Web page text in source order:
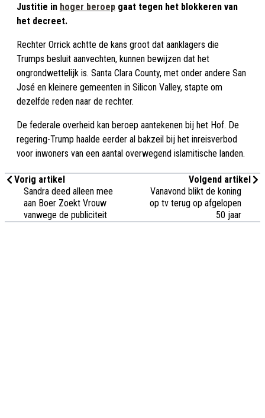
Justitie in hoger beroep gaat tegen het blokkeren van
het decreet.
Rechter Orrick achtte de kans groot dat aanklagers die
Trumps besluit aanvechten, kunnen bewijzen dat het
ongrondwettelijk is. Santa Clara County, met onder andere San
José en kleinere gemeenten in Silicon Valley, stapte om
dezelfde reden naar de rechter.
De federale overheid kan beroep aantekenen bij het Hof. De
regering-Trump haalde eerder al bakzeil bij het inreisverbod
voor inwoners van een aantal overwegend islamitische landen.
Vorig artikel
Sandra deed alleen mee
aan Boer Zoekt Vrouw
vanwege de publiciteit
Volgend artikel
Vanavond blikt de koning
op tv terug op afgelopen
50 jaar